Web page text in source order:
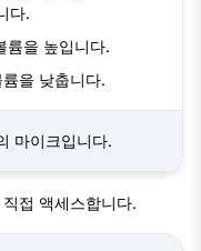
다.
륨을 높입니다.
을 낮춥니다.
마이크입니다.
접 액세스합니다.